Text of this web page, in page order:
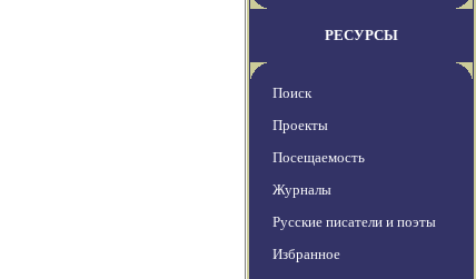
РЕСУРСЫ
Поиск
Проекты
Посещаемость
Журналы
Русские писатели и поэты
Избранное